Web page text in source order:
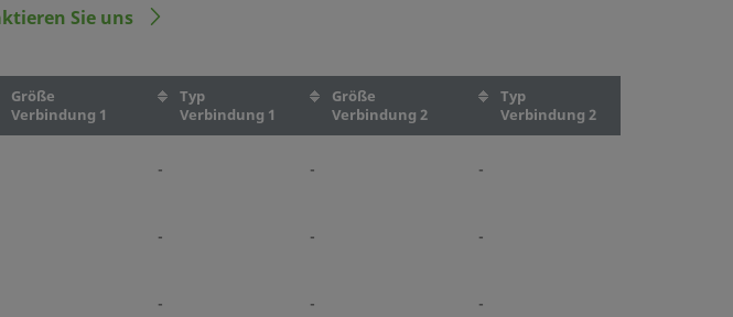
Sie uns
Größe
Verbindung 1
Typ
Verbindung 1
Größe
Verbindung 2
Typ
Verbindung 2
- - -
- - -
- - -